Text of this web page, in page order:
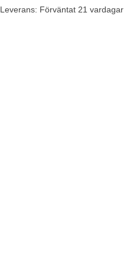
Leverans: Förväntat 21 vardagar